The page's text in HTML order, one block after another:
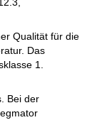
Qualität für die
Das
1.
Bei der